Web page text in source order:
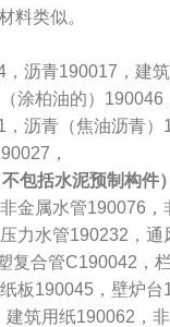
料类似。
沥青190017，建
涂柏油的）
沥青（焦油沥青）
，
包括水泥预制构件
金属水管190076
力水管190232，通
合管C190042，
板190045，壁炉
筑用纸190062，